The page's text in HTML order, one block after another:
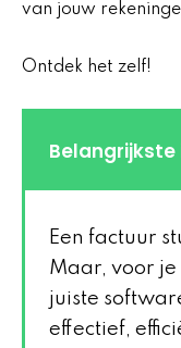
van jouw
Ontdek het zelf!
Belangrijkste
Een factuur
Maar, voor je
juiste
effectief,